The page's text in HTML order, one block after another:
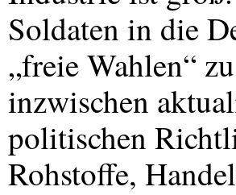
Soldaten in die
„freie Wahlen“
inzwischen
politischen
Rohstoffe,